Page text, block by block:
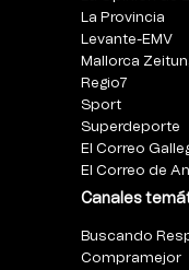
La Provincia
Levante-EMV
Mallorca
Regio7
Sport
Superdeporte
El Correo
El Correo de
Canales
Buscando
Compramejor